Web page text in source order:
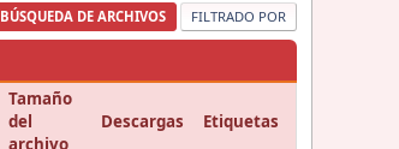
BÚSQUEDA DE ARCHIVOS FILTRADO POR
Tamaño
del
archivo
Descargas Etiquetas